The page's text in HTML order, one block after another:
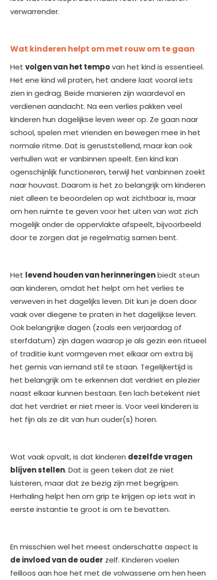
verwarrender.
Wat kinderen helpt om met rouw om te gaan
Hetvolgen van het tempovan het kind is essentieel.
Het ene kind wil praten, het andere laat vooral iets
zien in gedrag. Beide manieren zijn waardevol en
verdienen aandacht. Na een verlies pakken veel
kinderen hun dagelijkse leven weer op. Ze gaan naar
school, spelen met vrienden en bewegen mee in het
normale ritme. Dat is geruststellend, maar kan ook
verhullen wat er vanbinnen speelt. Een kind kan
ogenschijnlijk functioneren, terwijl het vanbinnen zoekt
naar houvast. Daarom is het zo belangrijk om kinderen
niet alleen te beoordelen op wat zichtbaar is, maar
om hen ruimte te geven voor het uiten van wat zich
mogelijk onder de oppervlakte afspeelt, bijvoorbeeld
door te zorgen dat je regelmatig samen bent.
Het levend houden van herinneringenbiedt steun
aan kinderen, omdat het helpt om het verlies te
verweven in het dagelijks leven. Dit kun je doen door
vaak over diegene te praten in het dagelijkse leven.
Ook belangrijke dagen (zoals een verjaardag of
sterfdatum) zijn dagen waarop je als gezin een ritueel
of traditie kunt vormgeven met elkaar om extra bij
het gemis van iemand stil te staan. Tegelijkertijd is
het belangrijk om te erkennen dat verdriet en plezier
naast elkaar kunnen bestaan. Een lach betekent niet
dat het verdriet er niet meer is. Voor veel kinderen is
het fijn als ze dit van hun ouder(s) horen.
Wat vaak opvalt, is dat kinderen dezelfde vragen
blijven stellen. Dat is geen teken dat ze niet
luisteren, maar dat ze bezig zijn met begrijpen.
Herhaling helpt hen om grip te krijgen op iets wat in
eerste instantie te groot is om te bevatten.
En misschien wel het meest onderschatte aspect is
de invloed van de ouder zelf. Kinderen voelen
feilloos aan hoe het met de volwassene om hen heen